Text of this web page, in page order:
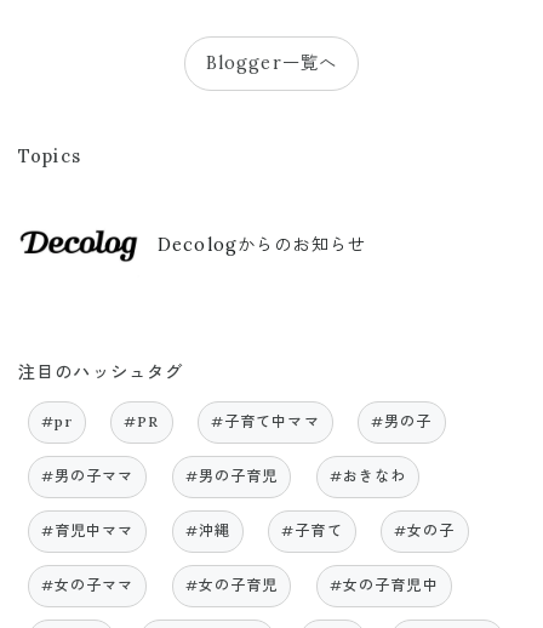
Blogger一覧へ
Topics
Decologからのお知らせ
注目のハッシュタグ
#pr #PR #子育て中ママ #男の子
#男の子ママ #男の子育児 #おきなわ
#育児中ママ #沖縄 #子育て #女の子
#女の子ママ #女の子育児 #女の子育児中